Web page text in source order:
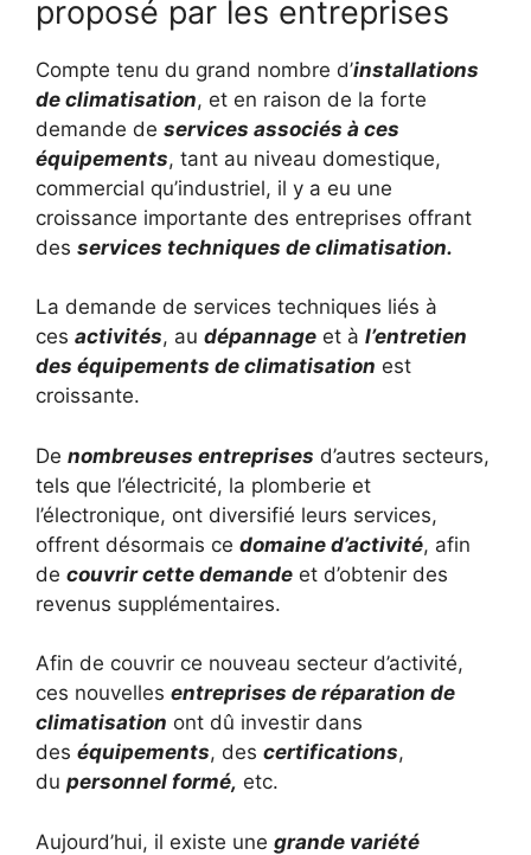
proposé par les entreprises
Compte tenu du grand nombre d’installations
de climatisation, et en raison de la forte
demande de services associés à ces
équipements, tant au niveau domestique,
commercial qu’industriel, il y a eu une
croissance importante des entreprises offrant
des services techniques de climatisation.
La demande de services techniques liés à
ces activités, au dépannage et à l’entretien
des équipements de climatisation est
croissante.
De nombreuses entreprises d’autres secteurs,
tels que l’électricité, la plomberie et
l’électronique, ont diversifié leurs services,
offrent désormais ce domaine d’activité, afin
de couvrir cette demande et d’obtenir des
revenus supplémentaires.
Afin de couvrir ce nouveau secteur d’activité,
ces nouvelles entreprises de réparation de
climatisation ont dû investir dans
des équipements, des certifications,
du personnel formé, etc.
Aujourd’hui, il existe une grande variété